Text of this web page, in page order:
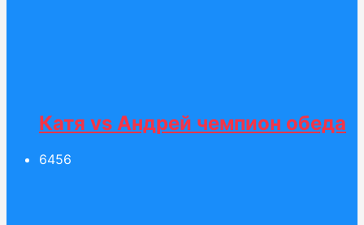
Катя vs Андрей чемпион обеда
6456